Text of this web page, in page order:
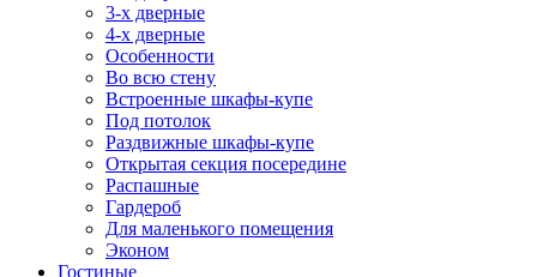
3-х дверные
4-х дверные
Особенности
Во всю стену
Встроенные шкафы-купе
Под потолок
Раздвижные шкафы-купе
Открытая секция посередине
Распашные
Гардероб
Для маленького помещения
Эконом
Гостиные